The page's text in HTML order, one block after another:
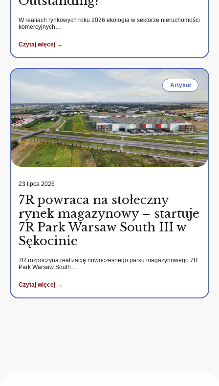
W realiach rynkowych roku 2026 ekologia w sektorze nieruchomości
komercyjnych…
Czytaj więcej →
Artykuł
23 lipca 2026
7R powraca na stołeczny
rynek magazynowy – startuje
7R Park Warsaw South III w
Sękocinie
7R rozpoczyna realizację nowoczesnego parku magazynowego 7R
Park Warsaw South…
Czytaj więcej →